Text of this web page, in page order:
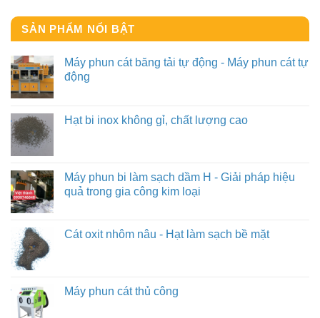
SẢN PHẨM NỔI BẬT
Máy phun cát băng tải tự động - Máy phun cát tự
động
Hạt bi inox không gỉ, chất lượng cao
Máy phun bi làm sạch dầm H - Giải pháp hiệu
quả trong gia công kim loại
Cát oxit nhôm nâu - Hạt làm sạch bề mặt
Máy phun cát thủ công